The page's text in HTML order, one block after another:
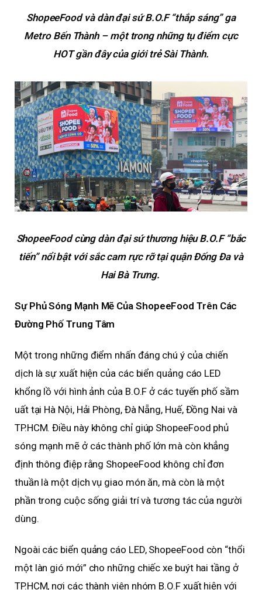
ShopeeFood và dàn đại sứ B.O.F “thắp sáng” ga
Metro Bến Thành – một trong những tụ điểm cực
HOT gần đây của giới trẻ Sài Thành.
ShopeeFood cùng dàn đại sứ thương hiệu B.O.F “bắc
tiến” nổi bật với sắc cam rực rỡ tại quận Đống Đa và
Hai Bà Trưng.
Sự Phủ Sóng Mạnh Mẽ Của ShopeeFood Trên Các
Đường Phố Trung Tâm
Một trong những điểm nhấn đáng chú ý của chiến
dịch là sự xuất hiện của các biển quảng cáo LED
khổng lồ với hình ảnh của B.O.F ở các tuyến phố sầm
uất tại Hà Nội, Hải Phòng, Đà Nẵng, Huế, Đồng Nai và
TP.HCM. Điều này không chỉ giúp ShopeeFood phủ
sóng mạnh mẽ ở các thành phố lớn mà còn khẳng
định thông điệp rằng ShopeeFood không chỉ đơn
thuần là một dịch vụ giao món ăn, mà còn là một
phần trong cuộc sống giải trí và tương tác của người
dùng.
Ngoài các biển quảng cáo LED, ShopeeFood còn “thổi
một làn gió mới” cho những chiếc xe buýt hai tầng ở
TP.HCM, nơi các thành viên nhóm B.O.F xuất hiện với